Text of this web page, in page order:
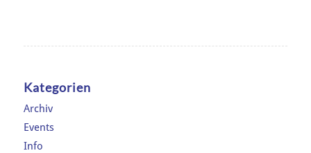
Kategorien
Archiv
Events
Info